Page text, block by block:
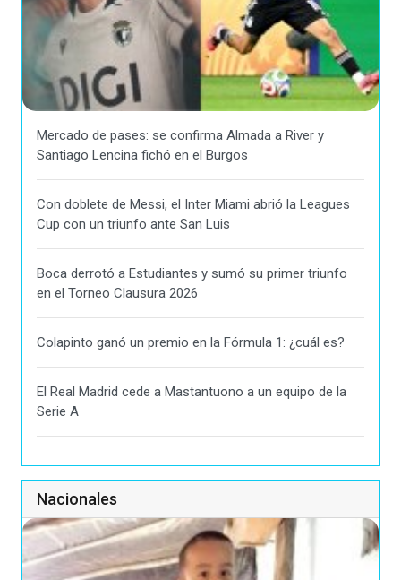
Mercado de pases: se confirma Almada a River y
Santiago Lencina fichó en el Burgos
Con doblete de Messi, el Inter Miami abrió la Leagues
Cup con un triunfo ante San Luis
Boca derrotó a Estudiantes y sumó su primer triunfo
en el Torneo Clausura 2026
Colapinto ganó un premio en la Fórmula 1: ¿cuál es?
El Real Madrid cede a Mastantuono a un equipo de la
Serie A
Nacionales